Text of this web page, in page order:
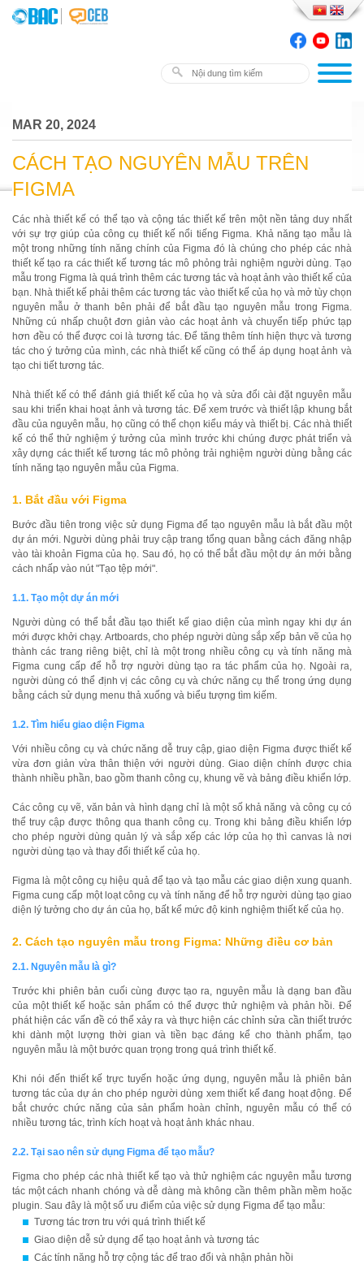
MAR 20, 2024
CÁCH TẠO NGUYÊN MẪU TRÊN
FIGMA
Các nhà thiết kế có thể tạo và cộng tác thiết kế trên một nền tảng duy nhất
với sự trợ giúp của công cụ thiết kế nổi tiếng Figma. Khả năng tạo mẫu là
một trong những tính năng chính của Figma đó là chúng cho phép các nhà
thiết kế tạo ra các thiết kế tương tác mô phỏng trải nghiệm người dùng. Tạo
mẫu trong Figma là quá trình thêm các tương tác và hoạt ảnh vào thiết kế của
bạn. Nhà thiết kế phải thêm các tương tác vào thiết kế của họ và mở tùy chọn
nguyên mẫu ở thanh bên phải để bắt đầu tạo nguyên mẫu trong Figma.
Những cú nhấp chuột đơn giản vào các hoạt ảnh và chuyển tiếp phức tạp
hơn đều có thể được coi là tương tác. Để tăng thêm tính hiện thực và tương
tác cho ý tưởng của mình, các nhà thiết kế cũng có thể áp dụng hoạt ảnh và
tạo chi tiết tương tác.
Nhà thiết kế có thể đánh giá thiết kế của họ và sửa đổi cài đặt nguyên mẫu
sau khi triển khai hoạt ảnh và tương tác. Để xem trước và thiết lập khung bắt
đầu của nguyên mẫu, họ cũng có thể chọn kiểu máy và thiết bị. Các nhà thiết
kế có thể thử nghiệm ý tưởng của mình trước khi chúng được phát triển và
xây dựng các thiết kế tương tác mô phỏng trải nghiệm người dùng bằng các
tính năng tạo nguyên mẫu của Figma.
1. Bắt đầu với Figma
Bước đầu tiên trong việc sử dụng Figma để tạo nguyên mẫu là bắt đầu một
dự án mới. Người dùng phải truy cập trang tổng quan bằng cách đăng nhập
vào tài khoản Figma của họ. Sau đó, họ có thể bắt đầu một dự án mới bằng
cách nhấp vào nút "Tạo tệp mới".
1.1. Tạo một dự án mới
Người dùng có thể bắt đầu tạo thiết kế giao diện của mình ngay khi dự án
mới được khởi chạy. Artboards, cho phép người dùng sắp xếp bản vẽ của họ
thành các trang riêng biệt, chỉ là một trong nhiều công cụ và tính năng mà
Figma cung cấp để hỗ trợ người dùng tạo ra tác phẩm của họ. Ngoài ra,
người dùng có thể định vị các công cụ và chức năng cụ thể trong ứng dụng
bằng cách sử dụng menu thả xuống và biểu tượng tìm kiếm.
1.2. Tìm hiểu giao diện Figma
Với nhiều công cụ và chức năng dễ truy cập, giao diện Figma được thiết kế
vừa đơn giản vừa thân thiện với người dùng. Giao diện chính được chia
thành nhiều phần, bao gồm thanh công cụ, khung vẽ và bảng điều khiển lớp.
Các công cụ vẽ, văn bản và hình dạng chỉ là một số khả năng và công cụ có
thể truy cập được thông qua thanh công cụ. Trong khi bảng điều khiển lớp
cho phép người dùng quản lý và sắp xếp các lớp của họ thì canvas là nơi
người dùng tạo và thay đổi thiết kế của họ.
Figma là một công cụ hiệu quả để tạo và tạo mẫu các giao diện xung quanh.
Figma cung cấp một loạt công cụ và tính năng để hỗ trợ người dùng tạo giao
diện lý tưởng cho dự án của họ, bất kể mức độ kinh nghiệm thiết kế của họ.
2. Cách tạo nguyên mẫu trong Figma: Những điều cơ bản
2.1. Nguyên mẫu là gì?
Trước khi phiên bản cuối cùng được tạo ra, nguyên mẫu là dạng ban đầu
của một thiết kế hoặc sản phẩm có thể được thử nghiệm và phản hồi. Để
phát hiện các vấn đề có thể xảy ra và thực hiện các chỉnh sửa cần thiết trước
khi dành một lượng thời gian và tiền bạc đáng kể cho thành phẩm, tạo
nguyên mẫu là một bước quan trọng trong quá trình thiết kế.
Khi nói đến thiết kế trực tuyến hoặc ứng dụng, nguyên mẫu là phiên bản
tương tác của dự án cho phép người dùng xem thiết kế đang hoạt động. Để
bắt chước chức năng của sản phẩm hoàn chỉnh, nguyên mẫu có thể có
nhiều tương tác, trình kích hoạt và hoạt ảnh khác nhau.
2.2. Tại sao nên sử dụng Figma để tạo mẫu?
Figma cho phép các nhà thiết kế tạo và thử nghiệm các nguyên mẫu tương
tác một cách nhanh chóng và dễ dàng mà không cần thêm phần mềm hoặc
plugin. Sau đây là một số ưu điểm của việc sử dụng Figma để tạo mẫu:
Tương tác trơn tru với quá trình thiết kế
Giao diện dễ sử dụng để tạo hoạt ảnh và tương tác
Các tính năng hỗ trợ cộng tác để trao đổi và nhận phản hồi